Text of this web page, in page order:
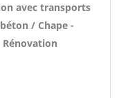
avec transports
/ Chape -